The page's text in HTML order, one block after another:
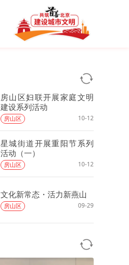
房山区妇联开展家庭文明
建设系列活动
房山区 10-12
星城街道开展重阳节系列
活动（一）
房山区 10-12
文化新常态・活力新燕山
房山区 09-29